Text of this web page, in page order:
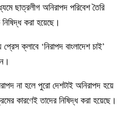
ছাত্রলীগ অনিরাপদ পরিবেশ তৈরি
করা হয়েছে।
ক্লাবে ‘নিরাপদ বাংলাদেশ চাই’
না হলে পুরো দেশটাই অনিরাপদ হয়ে
কারণেই তাদের নিষিদ্ধ করা হয়েছে।